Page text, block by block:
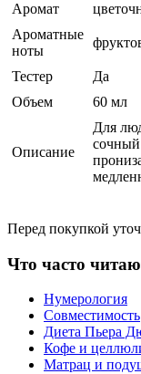
Аромат
Ароматные
ноты
Тестер
Да
Объем
60 мл
Описание
Для
сочный
Перед покупкой
Что часто
Нумерология
Совместимость
Диета Пьера
Кофе и
Матрац и